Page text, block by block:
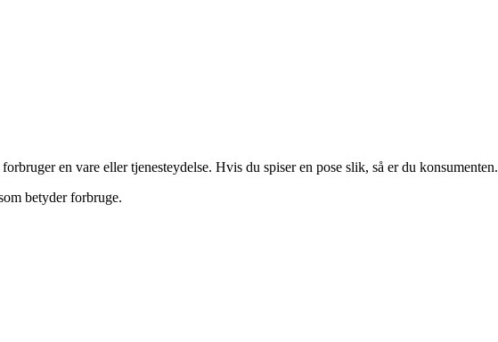
en vare eller tjenesteydelse. Hvis du spiser en pose slik, så er du konsumenten.
betyder forbruge.